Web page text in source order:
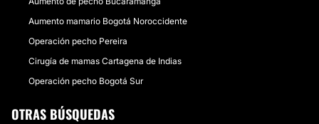
Aumento mamario Bogotá Noroccidente
Operación pecho Pereira
Cirugía de mamas Cartagena de Indias
Operación pecho Bogotá Sur
OTRAS BÚSQUEDAS